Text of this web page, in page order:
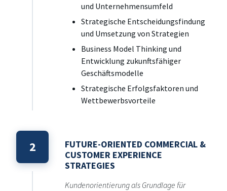
und Unternehmensumfeld
Strategische Entscheidungsfindung
und Umsetzung von Strategien
Business Model Thinking und
Entwicklung zukunftsfähiger
Geschäftsmodelle
Strategische Erfolgsfaktoren und
Wettbewerbsvorteile
2
FUTURE-ORIENTED COMMERCIAL &
CUSTOMER EXPERIENCE
STRATEGIES
Kundenorientierung als Grundlage für